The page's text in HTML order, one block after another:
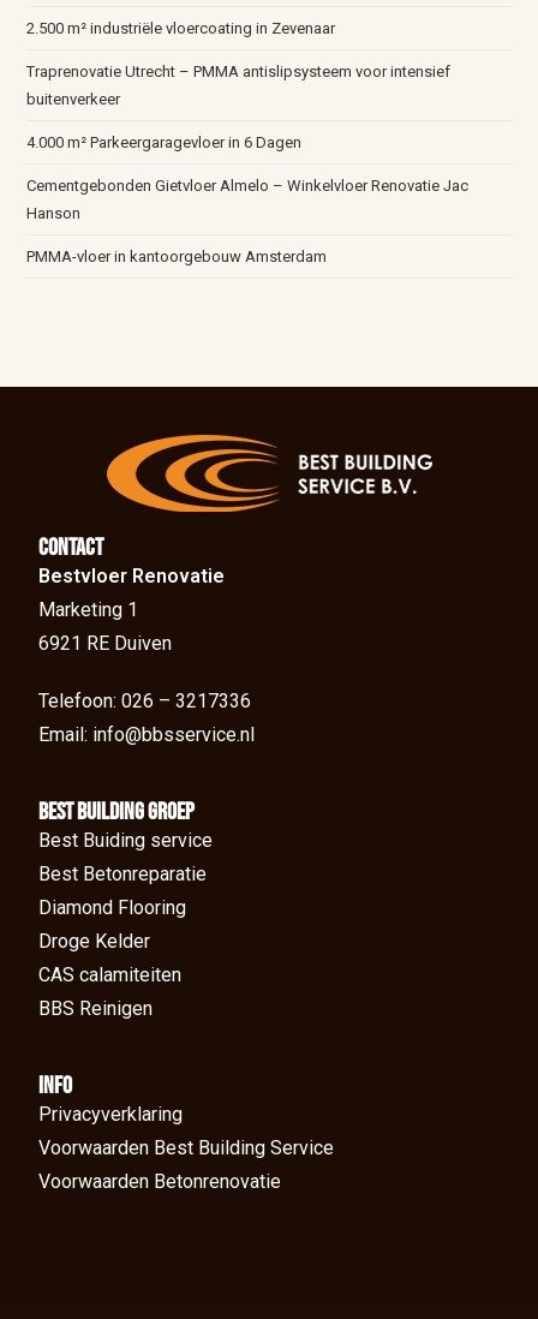
2.500 m² industriële vloercoating in Zevenaar
Traprenovatie Utrecht – PMMA antislipsysteem voor intensief
buitenverkeer
4.000 m² Parkeergaragevloer in 6 Dagen
Cementgebonden Gietvloer Almelo – Winkelvloer Renovatie Jac
Hanson
PMMA-vloer in kantoorgebouw Amsterdam
Contact
Bestvloer Renovatie
Marketing 1
6921 RE Duiven
Telefoon: 026 – 3217336
Email: info@bbsservice.nl
BEst Building groep
Best Buiding service
Best Betonreparatie
Diamond Flooring
Droge Kelder
CAS calamiteiten
BBS Reinigen
Info
Privacyverklaring
Voorwaarden Best Building Service
Voorwaarden Betonrenovatie